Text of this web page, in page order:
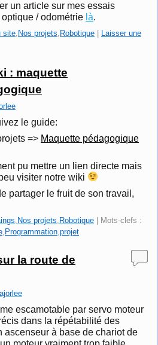
un article sur mes essais
/ odométrie là.
site, Nos projets, Robotique
Laisser une
: maquette
le guide:
=> Maquette pédagogique
pu mettre un lien directe mais
visiter notre wiki
partager le fruit de son travail,
, Nos projets, Robotique
Mots-clefs :
, Programmation,projet
la route de
escamotable par servo moteur
dans la répétabilité des
ascenseur à base de chariot de